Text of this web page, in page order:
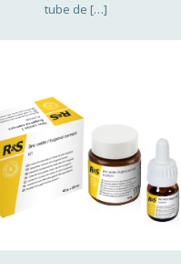
tube de […]